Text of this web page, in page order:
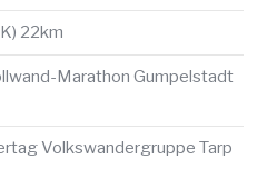
22km
Marathon Gumpelstadt
Volkswandergruppe Tarp